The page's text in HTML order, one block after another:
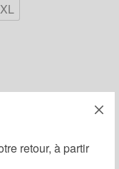
retour, à partir